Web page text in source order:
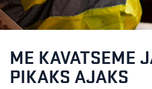
ME KAVATSEME
PIKAKS AJAKS